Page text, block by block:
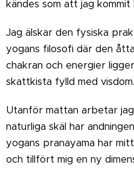
kändes som att jag kommit
Jag älskar den fysiska
yogans filosofi där den
chakran och energier
skattkista fylld med visdom.
Utanför mattan arbetar
naturliga skäl har
yogans pranayama har
och tillfört mig en ny